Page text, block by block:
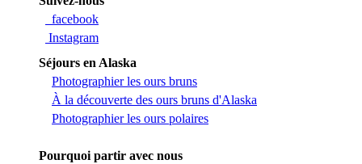
facebook
Instagram
Séjours en Alaska
Photographier les ours bruns
À la découverte des ours bruns d'Alaska
Photographier les ours polaires
Pourquoi partir avec nous